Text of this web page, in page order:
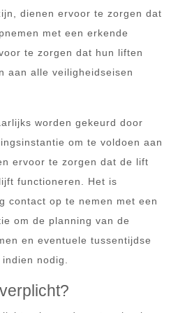
dienen ervoor te zorgen dat
met een erkende
te zorgen dat hun liften
aan alle veiligheidseisen
worden gekeurd door
om te voldoen aan
ervoor te zorgen dat de lift
functioneren. Het is
contact op te nemen met een
om de planning van de
en eventuele tussentijdse
nodig.